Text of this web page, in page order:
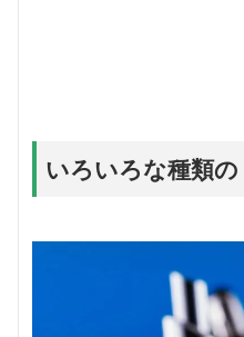
いろいろな種類の